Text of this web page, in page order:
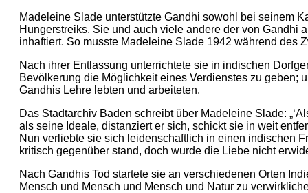
Madeleine Slade unterstützte Gandhi sowohl bei seinem
Hungerstreiks. Sie und auch viele andere der von
inhaftiert. So musste Madeleine Slade 1942 während des
Nach ihrer Entlassung unterrichtete sie in indischen
Bevölkerung die Möglichkeit eines Verdienstes zu geben;
Gandhis Lehre lebten und arbeiteten.
Das Stadtarchiv Baden schreibt über Madeleine Slade:
als seine Ideale, distanziert er sich, schickt sie in weit
Nun verliebte sie sich leidenschaftlich in einen indischen
kritisch gegenüber stand, doch wurde die Liebe nicht
Nach Gandhis Tod startete sie an verschiedenen Orten
Mensch und Mensch und Mensch und Natur zu